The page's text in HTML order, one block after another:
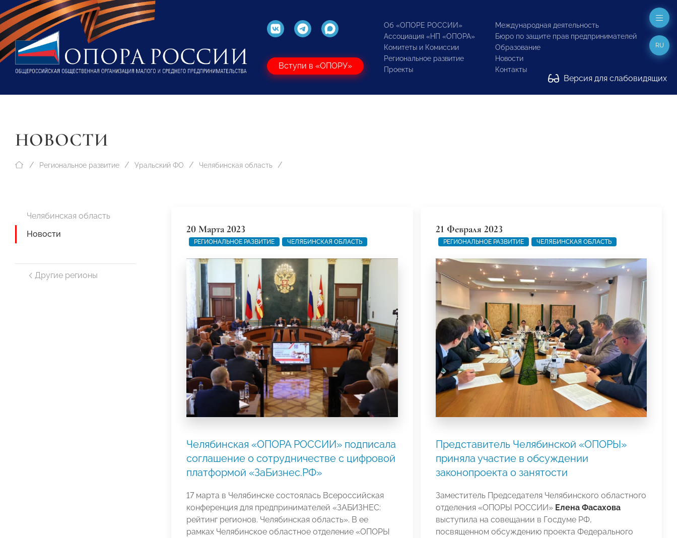
Вступи в «ОПОРУ»
Об «ОПОРЕ РОССИИ»
Ассоциация «НП «ОПОРА»
Комитеты и Комиссии
Региональное развитие
Проекты
Международная деятельность
Бюро по защите прав предпринимателей
Образование
Новости
Контакты
Версия для слабовидящих
RU
НОВОСТИ
Региональное развитие Уральский ФО Челябинская область
Челябинская область
Новости
Другие регионы
20 Марта 2023
РЕГИОНАЛЬНОЕ РАЗВИТИЕ ЧЕЛЯБИНСКАЯ ОБЛАСТЬ
Челябинская «ОПОРА РОССИИ» подписала
соглашение о сотрудничестве с цифровой
платформой «ЗаБизнес.РФ»
17 марта в Челябинске состоялась Всероссийская
конференция для предпринимателей «ЗАБИЗНЕС:
рейтинг регионов. Челябинская область». В ее
рамках Челябинское областное отделение «ОПОРЫ
21 Февраля 2023
РЕГИОНАЛЬНОЕ РАЗВИТИЕ ЧЕЛЯБИНСКАЯ ОБЛАСТЬ
Представитель Челябинской «ОПОРЫ»
приняла участие в обсуждении
законопроекта о занятости
Заместитель Председателя Челябинского областного
отделения «ОПОРЫ РОССИИ» Елена Фасахова
выступила на совещании в Госдуме РФ,
посвященном обсуждению проекта Федерального